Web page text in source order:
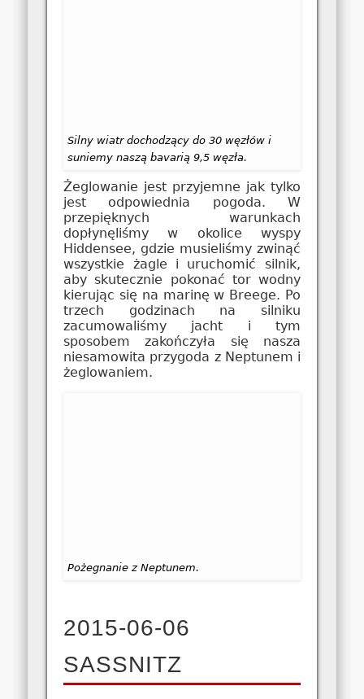
Silny wiatr dochodzący do 30 węzłów i
suniemy naszą bavarią 9,5 węzła.
Żeglowanie jest przyjemne jak tylko
jest odpowiednia pogoda. W
przepięknych warunkach
dopłynęliśmy w okolice wyspy
Hiddensee, gdzie musieliśmy zwinąć
wszystkie żagle i uruchomić silnik,
aby skutecznie pokonać tor wodny
kierując się na marinę w Breege. Po
trzech godzinach na silniku
zacumowaliśmy jacht i tym
sposobem zakończyła się nasza
niesamowita przygoda z Neptunem i
żeglowaniem.
Pożegnanie z Neptunem.
2015-06-06
SASSNITZ